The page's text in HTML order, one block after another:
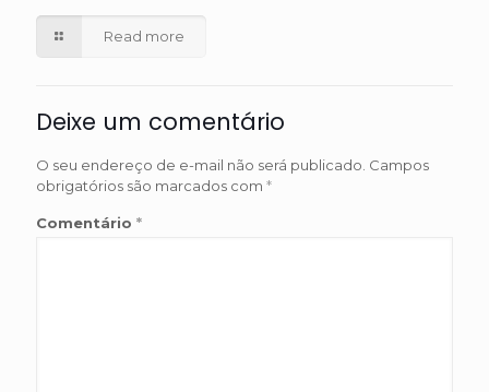
Read more
Deixe um comentário
O seu endereço de e-mail não será publicado. Campos
obrigatórios são marcados com *
Comentário *